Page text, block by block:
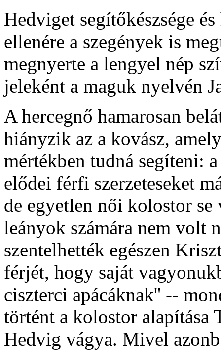
Hedviget segítőkészsége
ellenére a szegények is
megnyerte a lengyel nép
jeleként a maguk nyelvén
A hercegnő hamarosan
hiányzik az a kovász,
mértékben tudná segíteni:
elődei férfi szerzeteseket
de egyetlen női kolostor
leányok számára nem volt
szentelhették egészen
férjét, hogy saját
ciszterci apácáknak'' --
történt a kolostor alapítása
Hedvig vágya. Mivel